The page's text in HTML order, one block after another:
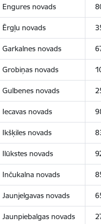
Engures novads
Ērgļu novads
Garkalnes novads
Grobiņas novads
Gulbenes novads
Iecavas novads
Ikšķiles novads
Ilūkstes novads
Inčukalna novads
Jaunjelgavas novads
Jaunpiebalgas novads